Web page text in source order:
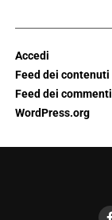
Accedi
Feed dei contenuti
Feed dei commenti
WordPress.org